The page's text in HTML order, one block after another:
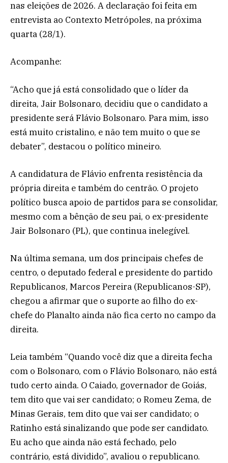
nas eleições de 2026. A declaração foi feita em
entrevista ao Contexto Metrópoles, na próxima
quarta (28/1).
Acompanhe:
“Acho que já está consolidado que o líder da
direita, Jair Bolsonaro, decidiu que o candidato a
presidente será Flávio Bolsonaro. Para mim, isso
está muito cristalino, e não tem muito o que se
debater”, destacou o político mineiro.
A candidatura de Flávio enfrenta resistência da
própria direita e também do centrão. O projeto
político busca apoio de partidos para se consolidar,
mesmo com a bênção de seu pai, o ex-presidente
Jair Bolsonaro (PL), que continua inelegível.
Na última semana, um dos principais chefes de
centro, o deputado federal e presidente do partido
Republicanos, Marcos Pereira (Republicanos-SP),
chegou a afirmar que o suporte ao filho do ex-
chefe do Planalto ainda não fica certo no campo da
direita.
Leia também “Quando você diz que a direita fecha
com o Bolsonaro, com o Flávio Bolsonaro, não está
tudo certo ainda. O Caiado, governador de Goiás,
tem dito que vai ser candidato; o Romeu Zema, de
Minas Gerais, tem dito que vai ser candidato; o
Ratinho está sinalizando que pode ser candidato.
Eu acho que ainda não está fechado, pelo
contrário, está dividido”, avaliou o republicano.